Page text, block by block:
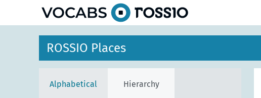
ROSSIO Places
Alphabetical Hierarchy
Algarve (Portugal)
Aveiro District (Portugal)
Beira (Portugal)
Amares (Portugal)
Braga (Portugal)
Celorico de Basto (Portugal)